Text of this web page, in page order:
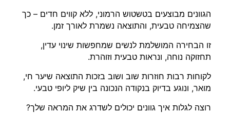
הגוונים מבוצעים בטשטוש הרמוני, ללא קווים חדים – כך
שהצמיחה טבעית, והתוצאה נשמרת לאורך זמן.
זו הבחירה המושלמת לנשים שמחפשות שינוי עדין,
תחזוקה נוחה, ונראות טבעית וזוהרת.
לקוחות רבות חוזרות שוב ושוב בזכות התוצאה שיער חי,
מואר, ונוגע בדיוק בנקודה הנכונה בין שיק ליופי טבעי.
רוצה לגלות איך גוונים יכולים לשדרג את המראה שלך?